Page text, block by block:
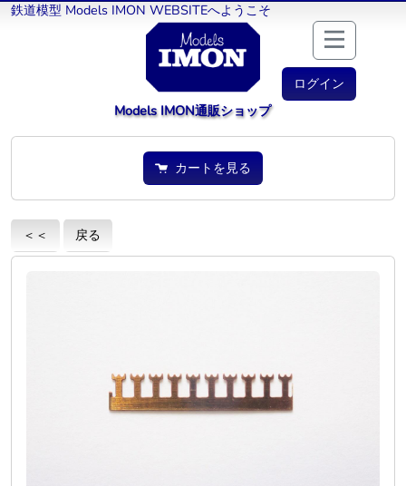
鉄道模型 Models IMON WEBSITEへようこそ
ログイン
Models IMON通販ショップ
カートを見る
＜＜ 戻る